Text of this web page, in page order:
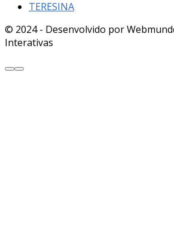
TERESINA
© 2024 - Desenvolvido por
Interativas